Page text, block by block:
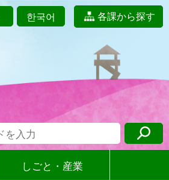
한국어 各課から探す
しごと・産業